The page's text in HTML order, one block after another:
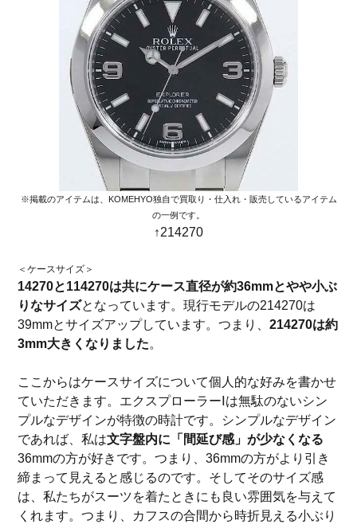
※掲載のアイテムは、KOMEHYO独自で買取り・仕入れ・販売しているアイテム
の一例です。
↑214270
＜ケースサイズ＞
14270と114270は共にケース直径が約36mmとやや小ぶ
りなサイズとなっています。現行モデルの214270は
39mmとサイズアップしています。つまり、214270は約
3mm大きくなりました。
ここからはケースサイズについて個人的な好みを書かせ
ていただきます。エクスプローラーⅠは無駄のないシン
プルなデザインが特徴の時計です。シンプルなデザイン
であれば、私は文字盤内に「間延び感」が少なくなる
36mmの方が好きです。つまり、36mmの方がより引き
締まって見えると感じるのです。そしてそのサイズ感
は、私たちがスーツを着たときにも良い雰囲気を与えて
くれます。つまり、カフスの合間から時折見える小ぶり